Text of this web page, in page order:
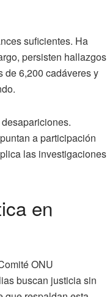
suficientes. Ha
persisten hallazgos
de 6,200 cadáveres y
a participación
las investigaciones
en
ONU
buscan justicia sin